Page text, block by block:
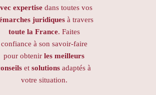
expertisedans toutes vos
juridiquesà travers
toute la France. Faites
confiance à son savoir-faire
pour obtenir les meilleurs
et solutions adaptés à
votre situation.